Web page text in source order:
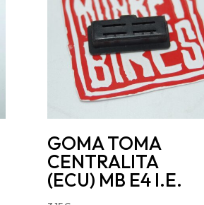
GOMA TOMA
CENTRALITA
(ECU) MB E4 I.E.